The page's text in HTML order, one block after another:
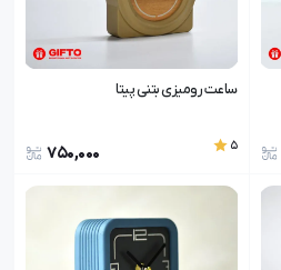
ساعت رومیزی بتنی پیتا
5
750,000